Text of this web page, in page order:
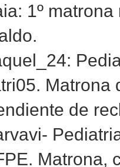
1º
Matrona
de
Matrona,